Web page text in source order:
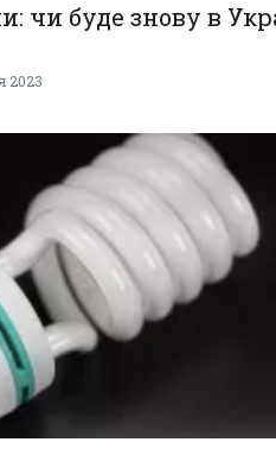
чи буде знову в
2023